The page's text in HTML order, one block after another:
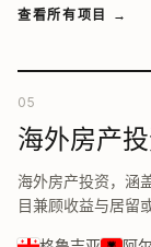
查看所有项目 →
05
海外房产
海外房产投资，涵
目兼顾收益与居留